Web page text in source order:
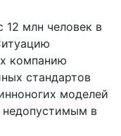
12 млн человек в
компанию
стандартов
моделей
недопустимым в